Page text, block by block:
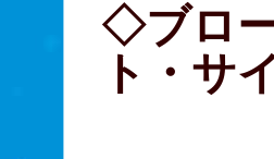
◇ブロ
ト・サ